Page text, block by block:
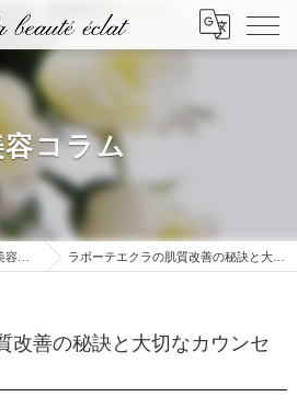
コラム
コラム ラボーテエクラの肌質改善の秘訣と大切なカウンセリング
改善の秘訣と大切なカウンセ